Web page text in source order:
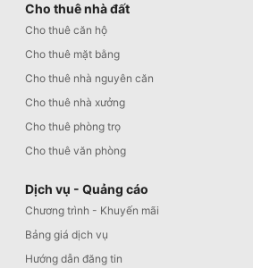
Cho thuê nhà đất
Cho thuê căn hộ
Cho thuê mặt bằng
Cho thuê nhà nguyên căn
Cho thuê nhà xưởng
Cho thuê phòng trọ
Cho thuê văn phòng
Dịch vụ - Quảng cáo
Chương trình - Khuyến mãi
Bảng giá dịch vụ
Hướng dẫn đăng tin